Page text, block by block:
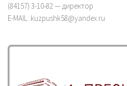
(84157) 3-10-82 — директор
E-MAIL: kuzpushk58@yandex.ru